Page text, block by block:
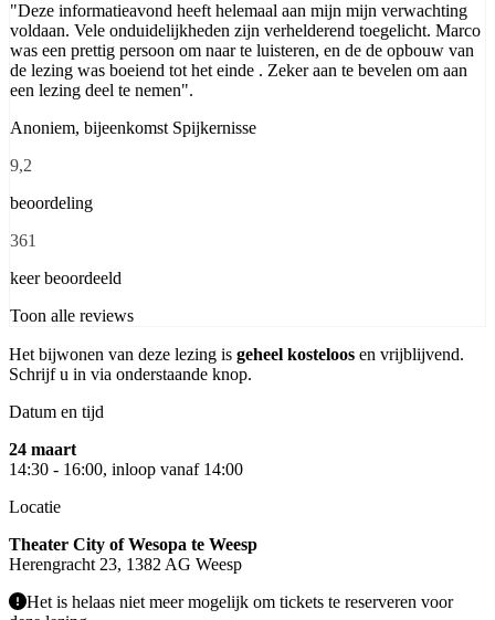
"Deze informatieavond heeft helemaal aan mijn mijn verwachting
voldaan. Vele onduidelijkheden zijn verhelderend toegelicht. Marco
was een prettig persoon om naar te luisteren, en de de opbouw van
de lezing was boeiend tot het einde . Zeker aan te bevelen om aan
een lezing deel te nemen".
Anoniem, bijeenkomst Spijkernisse
9,2
beoordeling
361
keer beoordeeld
Toon alle reviews
Het bijwonen van deze lezing is geheel kosteloos en vrijblijvend.
Schrijf u in via onderstaande knop.
Datum en tijd
24 maart
14:30 - 16:00, inloop vanaf 14:00
Locatie
Theater City of Wesopa te Weesp
Herengracht 23, 1382 AG Weesp
Het is helaas niet meer mogelijk om tickets te reserveren voor